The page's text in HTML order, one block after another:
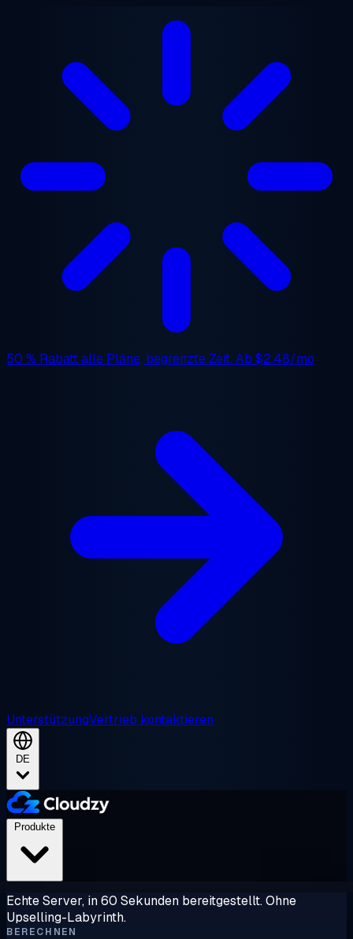
50 % Rabattalle Pläne, begrenzte Zeit. Ab $2.48/mo
UnterstützungVertrieb kontaktieren
DE
Echte Server, in 60 Sekunden bereitgestellt. Ohne
Upselling-Labyrinth.
BERECHNEN